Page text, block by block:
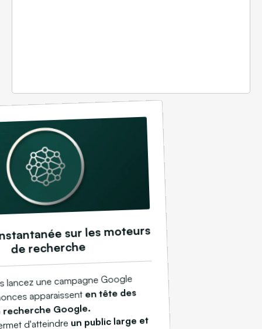
sur les moteurs
de recherche
lancez une campagne Google
apparaissent en tête des
recherche Google.
d'atteindre un public large et